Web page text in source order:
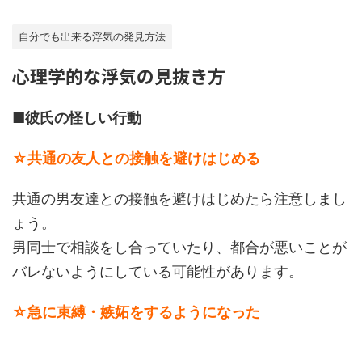
自分でも出来る浮気の発見方法
心理学的な浮気の見抜き方
■彼氏の怪しい行動
☆共通の友人との接触を避けはじめる
共通の男友達との接触を避けはじめたら注意しまし
ょう。
男同士で相談をし合っていたり、都合が悪いことが
バレないようにしている可能性があります。
☆急に束縛・嫉妬をするようになった